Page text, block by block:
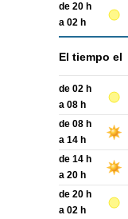
de 20 h
a 02 h
El tiempo el
de 02 h
a 08 h
de 08 h
a 14 h
de 14 h
a 20 h
de 20 h
a 02 h